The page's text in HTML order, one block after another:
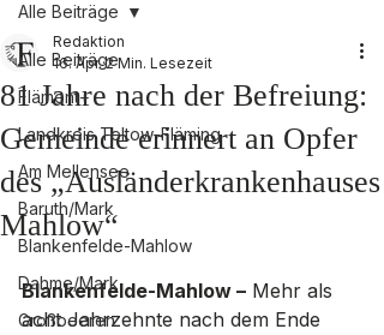
Alle Beiträge
Flämont+
Landkreis Teltow-Fläming
Am Mellensee
Baruth/Mark
Blankenfelde-Mahlow
Dahme/Mark
Großbeeren
Alle Beiträge
81 Jahre nach der Befreiung:
Gemeinde erinnert an Opfer
des „Ausländerkrankenhauses
Mahlow“
Redaktion
16. Apr. 2 Min. Lesezeit
Blankenfelde-Mahlow – Mehr als
acht Jahrzehnte nach dem Ende